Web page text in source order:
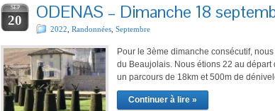
SEP
20 ODENAS – Dimanche 18
2022 Randonnées Septembre
Pour le 3ème dimanche consécutif,
du Beaujolais. Nous étions 22 au départ
un parcours de 18km et 500m de
Continuer à lire »